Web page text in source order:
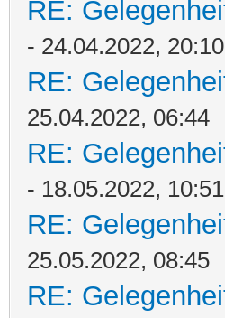
RE:
- 24.04.2022, 20:10
RE:
25.04.2022, 06:44
RE:
- 18.05.2022, 10:51
RE:
25.05.2022, 08:45
RE: